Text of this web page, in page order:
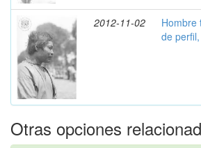
2012-11-02
Hombre
de
Otras opciones